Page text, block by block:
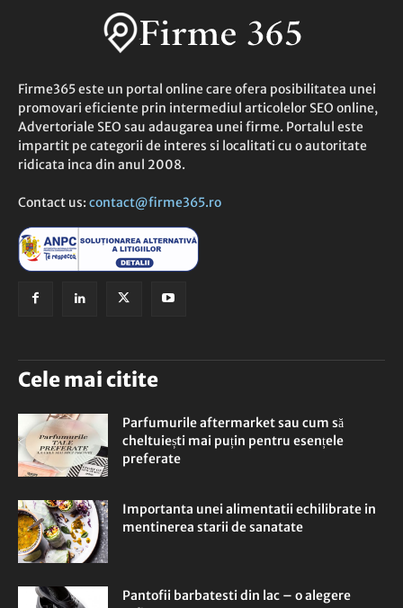
Firme365 este un portal online care ofera posibilitatea unei
promovari eficiente prin intermediul articolelor SEO online,
Advertoriale SEO sau adaugarea unei firme. Portalul este
impartit pe categorii de interes si localitati cu o autoritate
ridicata inca din anul 2008.
Contact us: contact@firme365.ro
Cele mai citite
Parfumurile aftermarket sau cum să
cheltuiești mai puțin pentru esențele
preferate
Importanta unei alimentatii echilibrate in
mentinerea starii de sanatate
Pantofii barbatesti din lac – o alegere